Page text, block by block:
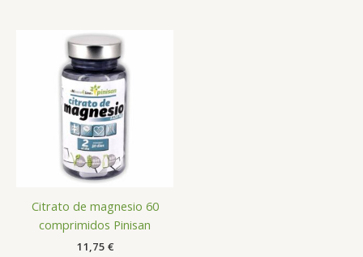
Citrato de magnesio 60
comprimidos Pinisan
11,75 €